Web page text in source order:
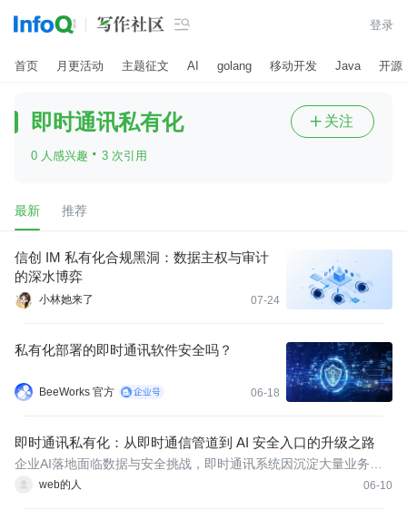
 登录
首页 月更活动 主题征文 AI golang 移动开发 Java 开源
即时通讯私有化
0 人感兴趣 · 3 次引用
 关注
最新 推荐
信创 IM 私有化合规黑洞：数据主权与审计
的深水博弈
小林她来了 07-24
私有化部署的即时通讯软件安全吗？
BeeWorks 官方 06-18
即时通讯私有化：从即时通信管道到 AI 安全入口的升级之路
web的人 06-10
企业AI落地面临数据与安全挑战，即时通讯系统因沉淀大量业务数
据，正从信息通道演变为数据和AI入口。为推动安全可控的AI应